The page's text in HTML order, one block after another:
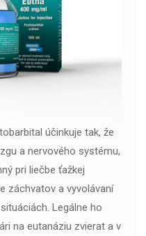
účinkuje tak, že
a nervového systému,
pri liečbe ťažkej
záchvatov a vyvolávaní
Legálne ho
na eutanáziu zvierat a v